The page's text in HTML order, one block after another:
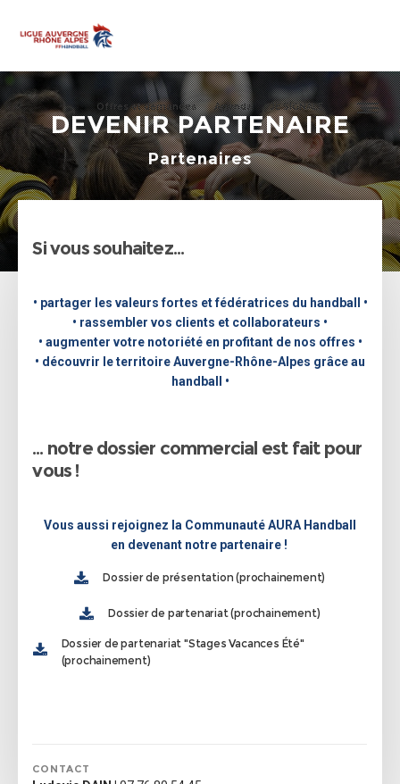
Offres et demandes Agenda JE SIGNALE
DEVENIR PARTENAIRE
Partenaires
Si vous souhaitez…
• partager les valeurs fortes et fédératrices du handball •
• rassembler vos clients et collaborateurs •
• augmenter votre notoriété en profitant de nos offres •
• découvrir le territoire Auvergne-Rhône-Alpes grâce au
handball •
… notre dossier commercial est fait pour
vous !
Vous aussi rejoignez la Communauté AURA Handball
en devenant notre partenaire !
Dossier de présentation (prochainement)
Dossier de partenariat (prochainement)
Dossier de partenariat "Stages Vacances Été"
(prochainement)
CONTACT